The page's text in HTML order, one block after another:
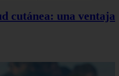
cutánea: una ventaja